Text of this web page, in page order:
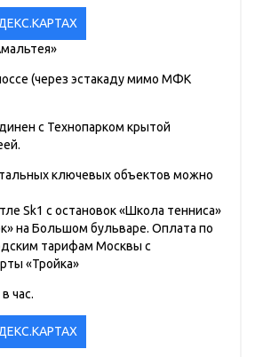
(через эстакаду мимо МФК
с Технопарком крытой
ключевых объектов можно
Sk1 с остановок «Школа тенниса»
на Большом бульваре. Оплата по
тарифам Москвы с
«Тройка»
час.